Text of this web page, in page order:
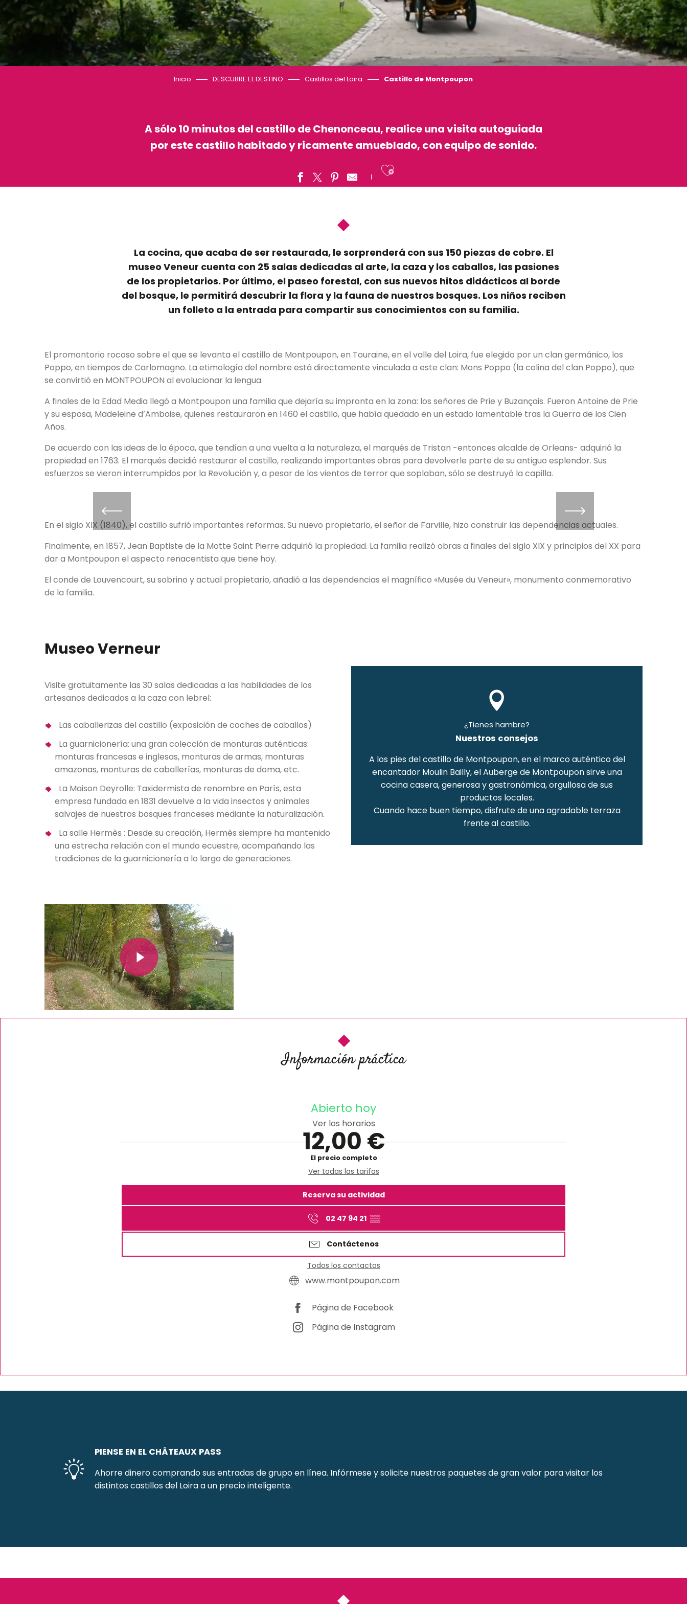
Inicio DESCUBRE EL DESTINO Castillos del Loira Castillo de Montpoupon
A sólo 10 minutos del castillo de Chenonceau, realice una visita autoguiada
por este castillo habitado y ricamente amueblado, con equipo de sonido.
Ajouter aux favoris
La cocina, que acaba de ser restaurada, le sorprenderá con sus 150 piezas de cobre. El
museo Veneur cuenta con 25 salas dedicadas al arte, la caza y los caballos, las pasiones
de los propietarios. Por último, el paseo forestal, con sus nuevos hitos didácticos al borde
del bosque, le permitirá descubrir la flora y la fauna de nuestros bosques. Los niños reciben
un folleto a la entrada para compartir sus conocimientos con su familia.
El promontorio rocoso sobre el que se levanta el castillo de Montpoupon, en Touraine, en el valle del Loira, fue elegido por un clan germánico, los
Poppo, en tiempos de Carlomagno. La etimología del nombre está directamente vinculada a este clan: Mons Poppo (la colina del clan Poppo), que
se convirtió en MONTPOUPON al evolucionar la lengua.
A finales de la Edad Media llegó a Montpoupon una familia que dejaría su impronta en la zona: los señores de Prie y Buzançais. Fueron Antoine de Prie
y su esposa, Madeleine d’Amboise, quienes restauraron en 1460 el castillo, que había quedado en un estado lamentable tras la Guerra de los Cien
Años.
De acuerdo con las ideas de la época, que tendían a una vuelta a la naturaleza, el marqués de Tristan -entonces alcalde de Orleans- adquirió la
propiedad en 1763. El marqués decidió restaurar el castillo, realizando importantes obras para devolverle parte de su antiguo esplendor. Sus
esfuerzos se vieron interrumpidos por la Revolución y, a pesar de los vientos de terror que soplaban, sólo se destruyó la capilla.
En el siglo XIX (1840), el castillo sufrió importantes reformas. Su nuevo propietario, el señor de Farville, hizo construir las dependencias actuales.
Finalmente, en 1857, Jean Baptiste de la Motte Saint Pierre adquirió la propiedad. La familia realizó obras a finales del siglo XIX y principios del XX para
dar a Montpoupon el aspecto renacentista que tiene hoy.
El conde de Louvencourt, su sobrino y actual propietario, añadió a las dependencias el magnífico «Musée du Veneur», monumento conmemorativo
de la familia.
Museo Verneur
Visite gratuitamente las 30 salas dedicadas a las habilidades de los
artesanos dedicados a la caza con lebrel:
Las caballerizas del castillo (exposición de coches de caballos)
La guarnicionería: una gran colección de monturas auténticas:
monturas francesas e inglesas, monturas de armas, monturas
amazonas, monturas de caballerías, monturas de doma, etc.
La Maison Deyrolle: Taxidermista de renombre en París, esta
empresa fundada en 1831 devuelve a la vida insectos y animales
salvajes de nuestros bosques franceses mediante la naturalización.
La salle Hermès : Desde su creación, Hermès siempre ha mantenido
una estrecha relación con el mundo ecuestre, acompañando las
tradiciones de la guarnicionería a lo largo de generaciones.
¿Tienes hambre?
Nuestros consejos
A los pies del castillo de Montpoupon, en el marco auténtico del
encantador Moulin Bailly, el Auberge de Montpoupon sirve una
cocina casera, generosa y gastronómica, orgullosa de sus
productos locales.
Cuando hace buen tiempo, disfrute de una agradable terraza
frente al castillo.
Información práctica
Abierto hoy
Ver los horarios
12,00 €
El precio completo
Ver todas las tarifas
Reserva su actividad
02 47 94 21 ▒▒
Contáctenos
Todos los contactos
www.montpoupon.com
Página de Facebook
Página de Instagram
PIENSE EN EL CHÂTEAUX PASS
Ahorre dinero comprando sus entradas de grupo en línea. Infórmese y solicite nuestros paquetes de gran valor para visitar los
distintos castillos del Loira a un precio inteligente.